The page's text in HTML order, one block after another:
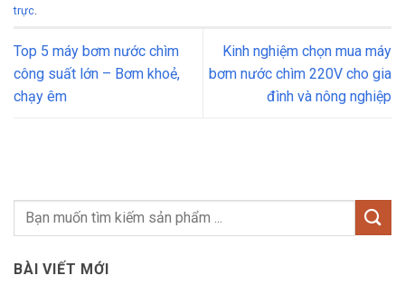
trực
Top 5 máy bơm nước chìm
công suất lớn – Bơm khoẻ,
chạy êm
Kinh nghiệm chọn mua máy
bơm nước chìm 220V cho gia
đình và nông nghiệp
BÀI VIẾT MỚI